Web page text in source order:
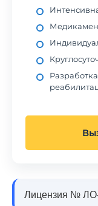
Лицензия №